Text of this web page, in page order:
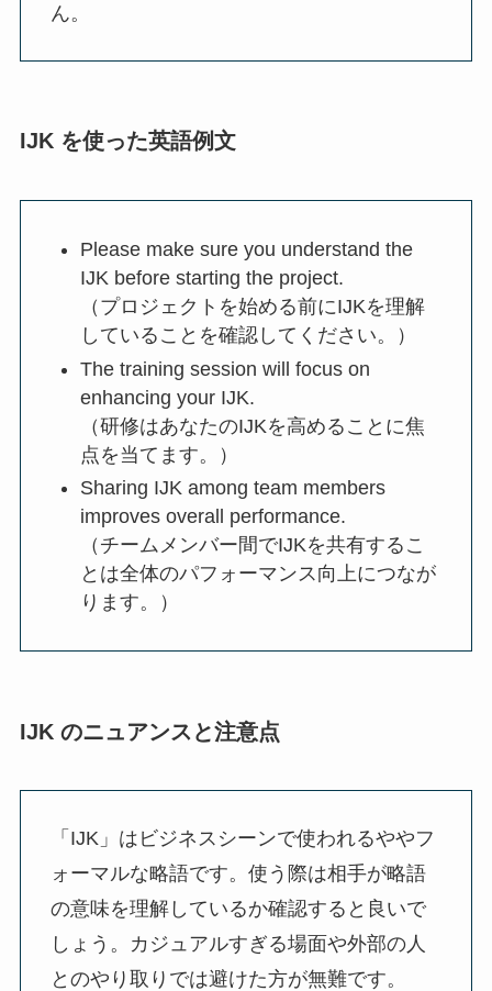
ん。
IJK を使った英語例文
Please make sure you understand the
IJK before starting the project.
（プロジェクトを始める前にIJKを理解
していることを確認してください。）
The training session will focus on
enhancing your IJK.
（研修はあなたのIJKを高めることに焦
点を当てます。）
Sharing IJK among team members
improves overall performance.
（チームメンバー間でIJKを共有するこ
とは全体のパフォーマンス向上につなが
ります。）
IJK のニュアンスと注意点
「IJK」はビジネスシーンで使われるややフ
ォーマルな略語です。使う際は相手が略語
の意味を理解しているか確認すると良いで
しょう。カジュアルすぎる場面や外部の人
とのやり取りでは避けた方が無難です。